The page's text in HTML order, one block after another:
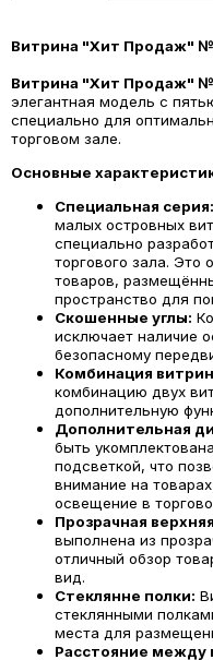
Витрина "Хит Продаж"
Витрина "Хит Продаж"
элегантная модель с
специально для
торговом зале.
Основные
Специальная серия:
малых островных
специально
торгового зала. Это
товаров,
пространство для
Скошенные углы:
исключает наличие
безопасному
Комбинация
комбинацию двух
дополнительную
Дополнительная
быть
подсветкой, что
внимание на
освещение в
Прозрачная
выполнена из
отличный обзор
вид.
Стеклянне полки:
стеклянными
места для
Расстояние между